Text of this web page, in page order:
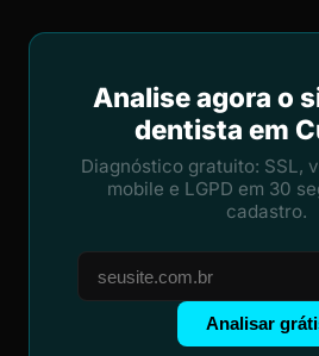
Analise agora o
dentista em
Diagnóstico gratuito: SSL,
mobile e LGPD em 30
cadastro.
Analisar